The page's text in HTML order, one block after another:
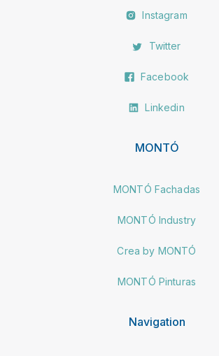
Instagram
Twitter
Facebook
Linkedin
MONTÓ
MONTÓ Fachadas
MONTÓ Industry
Crea by MONTÓ
MONTÓ Pinturas
Navigation